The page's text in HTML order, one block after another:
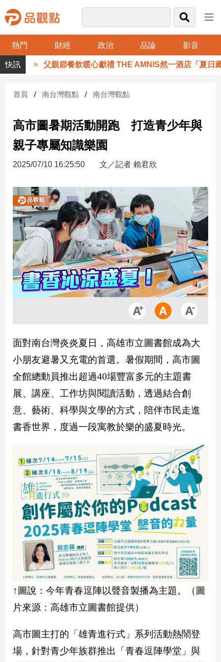
熱門 財經 政治 品論 影音
品
觀
財
台
財
新
產
經/
股
市
房
地
產
品
政
治
政
治
焦
品
觀
調
會
焦
點
觀
點
兩
岸/
國
際
會/
方
父親節餐飲暖心獻禮 THE AMNIS然一酒店「夏日藏禮
首頁 南台灣觀點 南台灣觀點
高市圖暑期活動開跑 打造青少年與
親子專屬知識樂園
2025/07/10 16:25:50 文／記者 賴君欣
面對南台灣炎炎夏日，高雄市立圖書館成為大
小朋友避暑又充電的首選。暑假期間，高市圖
全館總動員推出超過40場豐富多元的主題書
展、講座、工作坊與閱讀活動，透過結合創
意、藝術、科學與文學的方式，陪伴市民走進
書香世界，度過一段寓教於樂的盛夏時光。
↑圖說：今年青春逗陣以聲音製播為主題。（圖
片來源：高雄市立圖書館提供）
高市圖主打的「雄青進行式」系列活動熱鬧登
場，針對青少年族群推出「青春逗陣學堂」與